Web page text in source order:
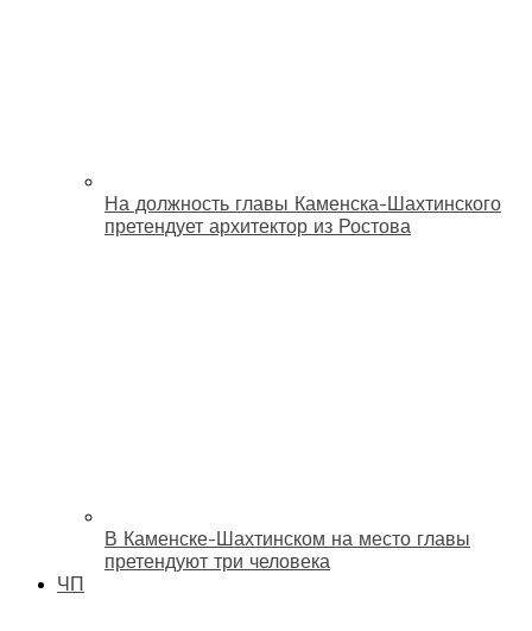
На должность главы Каменска-Шахтинского
претендует архитектор из Ростова
В Каменске-Шахтинском на место главы
претендуют три человека
ЧП